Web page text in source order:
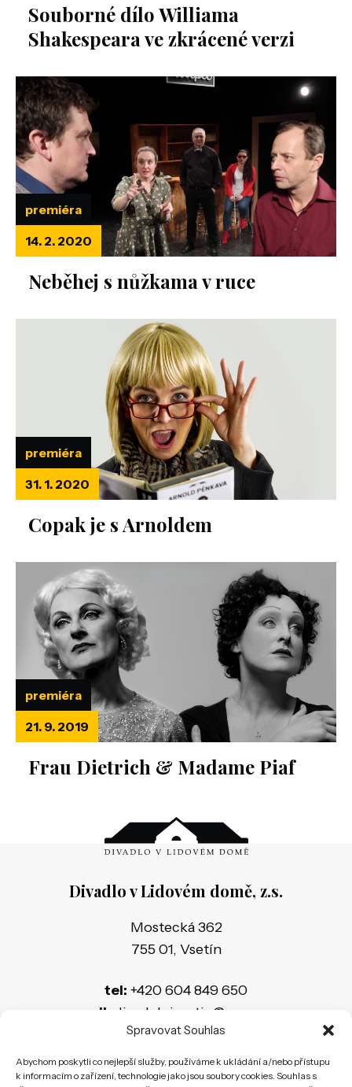
Spravovat Souhlas
Abychom poskytli co nejlepší služby, používáme k ukládání a/nebo přístupu
k informacím o zařízení, technologie jako jsou soubory cookies. Souhlas s
Souborné dílo Williama
Shakespeara ve zkrácené verzi
premiéra
14. 2. 2020
Neběhej s nůžkama v ruce
premiéra
31. 1. 2020
Copak je s Arnoldem
premiéra
21. 9. 2019
Frau Dietrich & Madame Piaf
Divadlo v Lidovém domě, z.s.
Mostecká 362
755 01, Vsetín
tel: +420 604 849 650
e-mail:
divadelnivsetin@seznam.cz
IČ:26583283